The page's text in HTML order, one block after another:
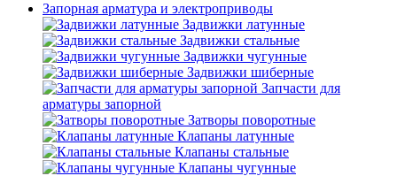
Запорная арматура и электроприводы
Задвижки латунные
Задвижки стальные
Задвижки чугунные
Задвижки шиберные
Запчасти для
арматуры запорной
Затворы поворотные
Клапаны латунные
Клапаны стальные
Клапаны чугунные